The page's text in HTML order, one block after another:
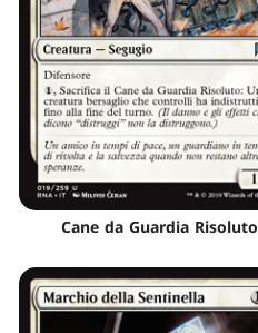
Cane da Guardia Risoluto